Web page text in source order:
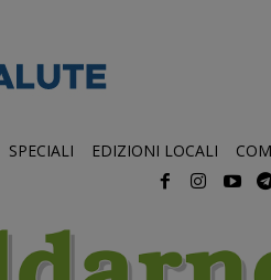
SPECIALI EDIZIONI LOCALI